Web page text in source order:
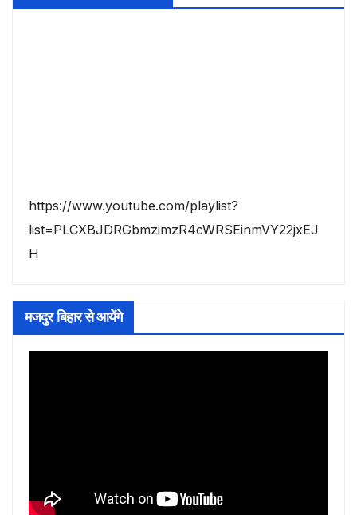
https://www.youtube.com/playlist?
list=PLCXBJDRGbmzimzR4cWRSEinmVY22jxEJ
H
मजदुर बिहार से आयेंगे